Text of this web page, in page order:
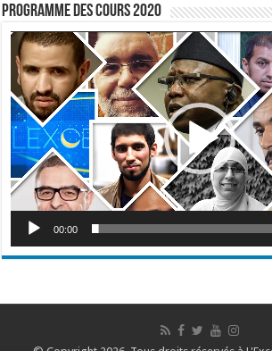
Programme des cours 2020
Lecteur
vidéo
00:00